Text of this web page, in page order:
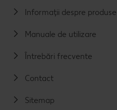
Informații despre produse
Manuale de utilizare
Întrebări frecvente
Contact
Sitemap